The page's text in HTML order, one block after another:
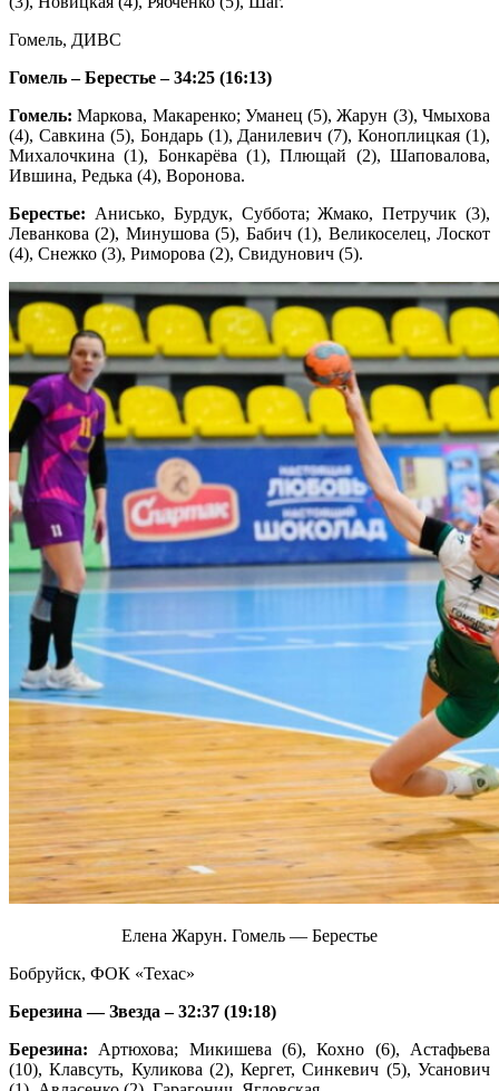
Гомель, ДИВС
Гомель – Берестье – 34:25 (16:13)
Гомель:Маркова, Макаренко; Уманец (5), Жарун (3), Чмыхова
(4), Савкина (5), Бондарь (1), Данилевич (7), Коноплицкая (1),
Михалочкина (1), Бонкарёва (1), Плющай (2), Шаповалова,
Ившина, Редька (4), Воронова.
Берестье: Анисько, Бурдук, Суббота; Жмако, Петручик (3),
Леванкова (2), Минушова (5), Бабич (1), Великоселец, Лоскот
(4), Снежко (3), Риморова (2), Свидунович (5).
Елена Жарун. Гомель — Берестье
Бобруйск, ФОК «Техас»
Березина — Звезда – 32:37 (19:18)
Березина: Артюхова; Микишева (6), Кохно (6), Астафьева
(10), Клавсуть, Куликова (2), Кергет, Синкевич (5), Усанович